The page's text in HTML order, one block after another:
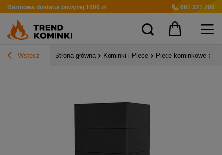
Darmowa dostawa powyżej 1000 zł 661 321 709
Wstecz Strona główna Kominki i Piece Piece kominkowe